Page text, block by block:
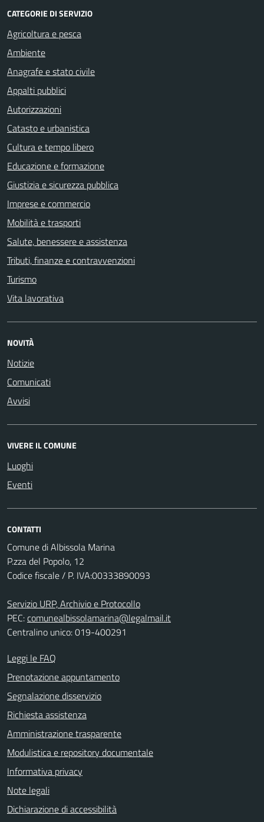
CATEGORIE DI SERVIZIO
Agricoltura e pesca
Ambiente
Anagrafe e stato civile
Appalti pubblici
Autorizzazioni
Catasto e urbanistica
Cultura e tempo libero
Educazione e formazione
Giustizia e sicurezza pubblica
Imprese e commercio
Mobilità e trasporti
Salute, benessere e assistenza
Tributi, finanze e contravvenzioni
Turismo
Vita lavorativa
NOVITÀ
Notizie
Comunicati
Avvisi
VIVERE IL COMUNE
Luoghi
Eventi
CONTATTI
Comune di Albissola Marina
P.zza del Popolo, 12
Codice fiscale / P. IVA:00333890093
Servizio URP, Archivio e Protocollo
PEC:comunealbissolamarina@legalmail.it
Centralino unico: 019-400291
Leggi le FAQ
Prenotazione appuntamento
Segnalazione disservizio
Richiesta assistenza
Amministrazione trasparente
Modulistica e repository documentale
Informativa privacy
Note legali
Dichiarazione di accessibilità